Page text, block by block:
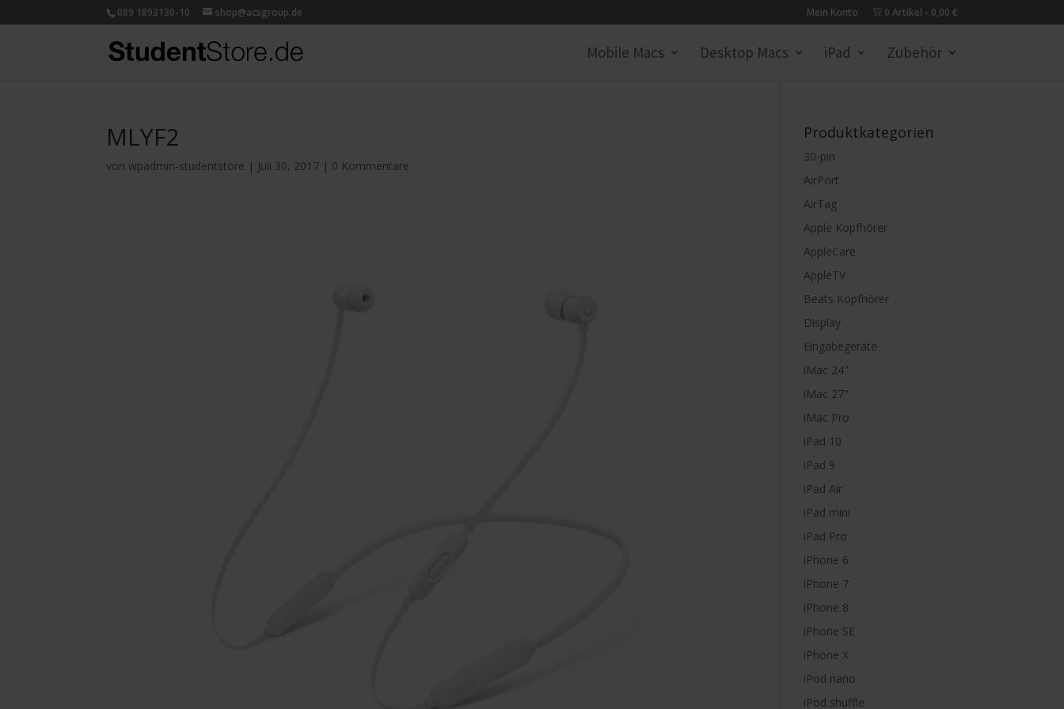
089 1893130-10 shop@acsgroup.de Mein Konto 0 Artikel 0,00 €
Mobile Macs Desktop Macs iPad Zubehör
MLYF2
vonwpadmin-studentstore | Juli 30, 2017 | 0 Kommentare
Produktkategorien
30-pin
AirPort
AirTag
Apple Kopfhörer
AppleCare
AppleTV
Beats Kopfhörer
Display
Eingabegeräte
iMac 24"
iMac 27"
iMac Pro
iPad 10
iPad 9
iPad Air
iPad mini
iPad Pro
iPhone 6
iPhone 7
iPhone 8
iPhone SE
iPhone X
iPod nano
iPod shuffle